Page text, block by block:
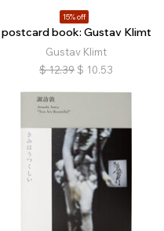
15% off
postcard book: Gustav Klimt
Gustav Klimt
$ 12.39 $ 10.53